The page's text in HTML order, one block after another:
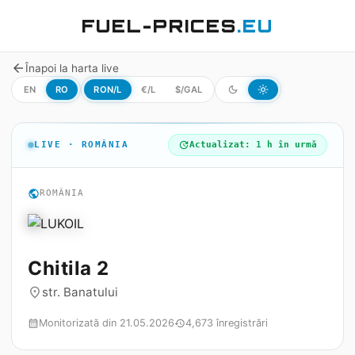
FUEL-PRICES.EU
arrow_backÎnapoi la harta live
EN RO RON/L €/L $/GAL dark_mode light_mode
LIVE · ROMÂNIA updateActualizat: 1 h în urmă
publicROMÂNIA
Chitila 2
place str. Banatului
calendar_monthMonitorizată din 21.05.2026history4,673 înregistrări